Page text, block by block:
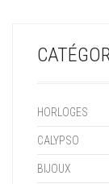
HORLOGES
CALYPSO
BIJOUX